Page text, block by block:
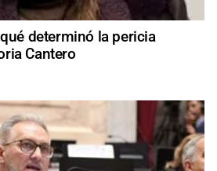
determinó la pericia
Cantero